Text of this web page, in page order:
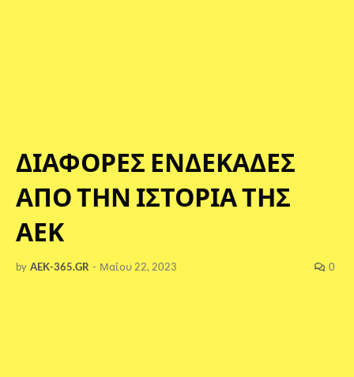
ΔΙΑΦΟΡΕΣ ΕΝΔΕΚΑΔΕΣ
ΑΠΟ ΤΗΝ ΙΣΤΟΡΙΑ ΤΗΣ
ΑΕΚ
by AEK-365.GR - Μαΐου 22, 2023 0